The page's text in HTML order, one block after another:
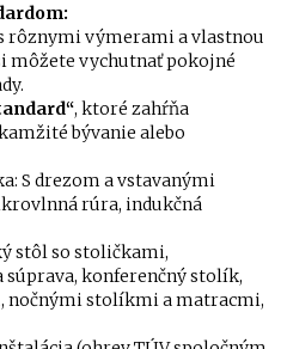
rôznymi výmerami a vlastnou
môžete vychutnať pokojné
, ktoré zahŕňa
bývanie alebo
S drezom a vstavanými
rúra, indukčná
stôl so stoličkami,
súprava, konferenčný stolík,
nočnými stolíkmi a matracmi,